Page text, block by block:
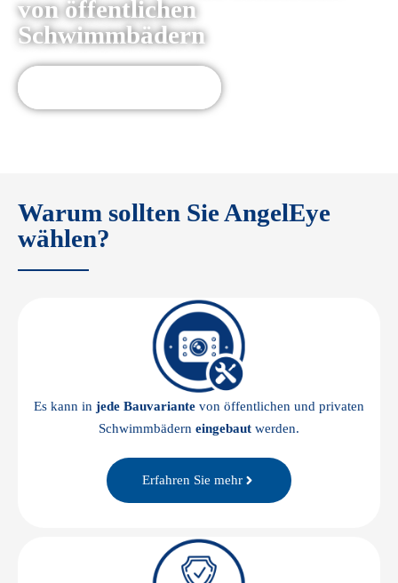
von öffentlichen
Schwimmbädern
Warum sollten Sie AngelEye
wählen?
Es kann in jede Bauvariante von öffentlichen und privaten
Schwimmbädern eingebaut werden.
Erfahren Sie mehr